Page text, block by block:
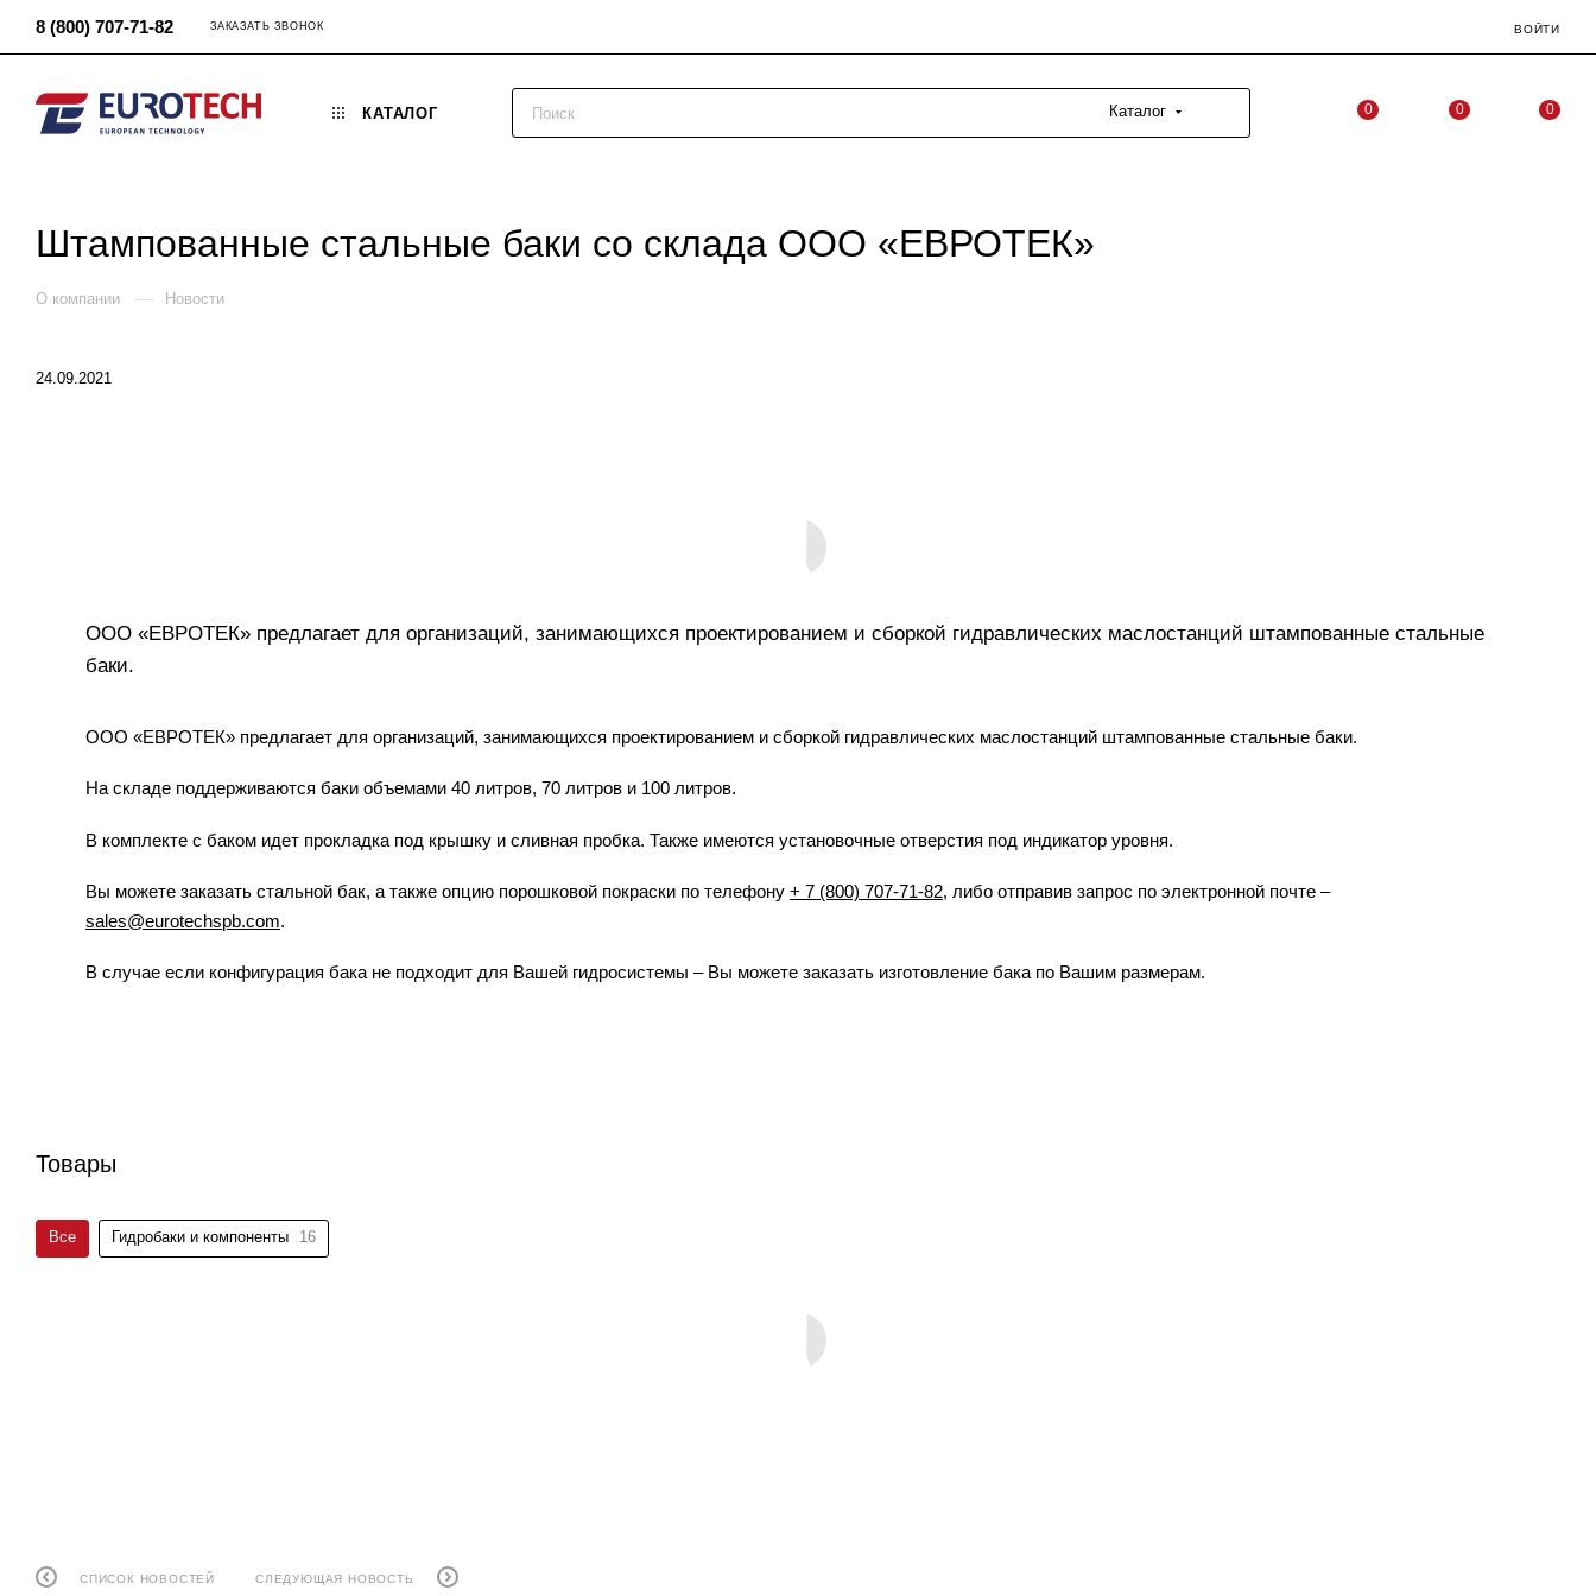
8 (800) 707-71-82 ЗАКАЗАТЬ ЗВОНОК ВОЙТИ
КАТАЛОГ Каталог 0 0 0
Штампованные стальные баки со склада ООО «ЕВРОТЕК»
О компании — Новости
24.09.2021
ООО «ЕВРОТЕК» предлагает для организаций, занимающихся проектированием и сборкой гидравлических маслостанций штампованные стальные
баки.
ООО «ЕВРОТЕК» предлагает для организаций, занимающихся проектированием и сборкой гидравлических маслостанций штампованные стальные баки.
На складе поддерживаются баки объемами 40 литров, 70 литров и 100 литров.
В комплекте с баком идет прокладка под крышку и сливная пробка. Также имеются установочные отверстия под индикатор уровня.
Вы можете заказать стальной бак, а также опцию порошковой покраски по телефону + 7 (800) 707-71-82, либо отправив запрос по электронной почте –
sales@eurotechspb.com.
В случае если конфигурация бака не подходит для Вашей гидросистемы – Вы можете заказать изготовление бака по Вашим размерам.
Товары
Все Гидробаки и компоненты 16
СПИСОК НОВОСТЕЙ СЛЕДУЮЩАЯ НОВОСТЬ